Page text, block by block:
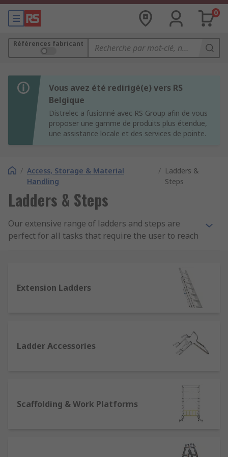
0
Références fabricant
Vous avez été redirigé(e) vers RS
Belgique
Distrelec a fusionné avec RS Group afin de vous
proposer une gamme de produits plus étendue,
une assistance locale et des services de pointe.
/ Access, Storage & Material
Handling
/ Ladders &
Steps
Ladders & Steps
Our extensive range of ladders and steps are
perfect for all tasks that require the user to reach
Browse products from our own brand range RS
PRO, as well as industry-leading brands such as
- are easy to transport
place to provide extra height quickly. Most
extension ladders consist of 2 - 3 sections
hard to reach areas where the floor may be
Extension Ladders
Ladder Accessories
Scaffolding & Work Platforms